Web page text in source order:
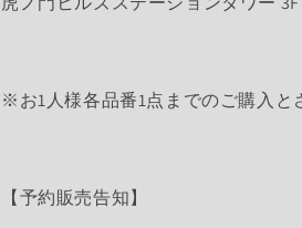
※お1人様各品番1点までのご購入と
【予約販売告知】